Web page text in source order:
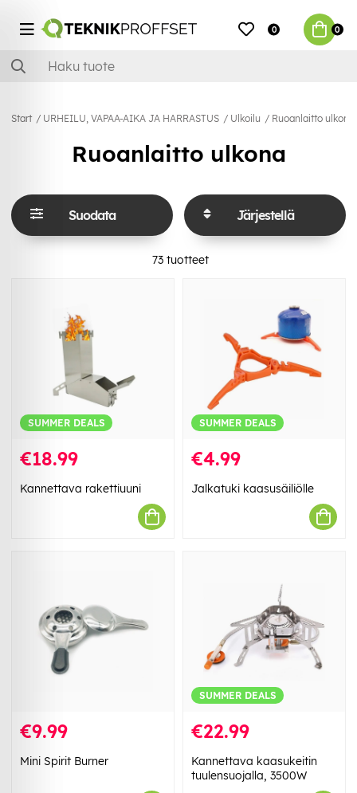
0 0
Start URHEILU, VAPAA-AIKA JA HARRASTUS Ulkoilu Ruoanlaitto ulkona
Ruoanlaitto ulkona
Suodata Järjestellä
73tuotteet
SUMMER DEALS
€18.99
Kannettava rakettiuuni
SUMMER DEALS
€4.99
Jalkatuki kaasusäiliölle
€9.99
Mini Spirit Burner
SUMMER DEALS
€22.99
Kannettava kaasukeitin
tuulensuojalla, 3500W